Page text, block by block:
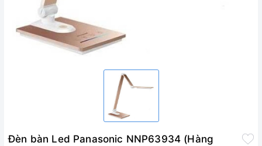
Đèn bàn Led Panasonic NNP63934 (Hàng